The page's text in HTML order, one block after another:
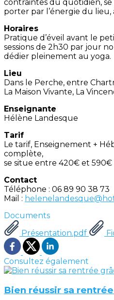
contraintes du quotidien, se
porter par l’énergie du lieu,
Horaires
Pratique d’éveil avant le
sessions de 2h30 par jour
dédier pleinement au yoga.
Lieu
Dans le Perche, entre
La Maison Vivante, La
Enseignante
Hélène Landesque
Tarif
Le tarif, Enseignement +
complète,
se situe entre 420€ et 590€
Contact
Téléphone : 06 89 90 38 73
Mail :
Documents
Présentation.pdf
Consultez également
Bien réussir sa